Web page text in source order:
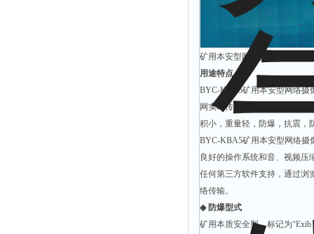
矿用本安型网络摄像仪 网络
用途特点
BYC-KBA5矿用本安型网络摄
网实时传输数字音视频的多
积小，重量轻，防爆，抗震，
BYC-KBA5矿用本安型网络摄
良好的操作系统和音、视频
任何第三方软件支持，通过浏
络传输。
◆ 防爆型式
矿用本质安全型，标记为“Exib